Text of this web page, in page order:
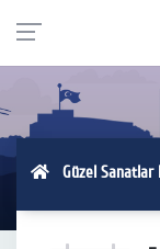
Güzel Sanatlar